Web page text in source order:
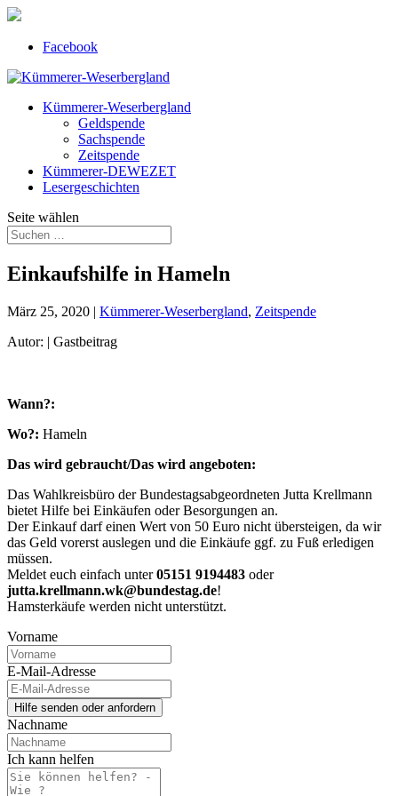
Facebook
Kümmerer-Weserbergland
Geldspende
Sachspende
Zeitspende
Kümmerer-DEWEZET
Lesergeschichten
Seite wählen
Einkaufshilfe in Hameln
März 25, 2020 | Kümmerer-Weserbergland, Zeitspende
Autor: | Gastbeitrag
Wann?:
Wo?: Hameln
Das wird gebraucht/Das wird angeboten:
Das Wahlkreisbüro der Bundestagsabgeordneten Jutta Krellmann
bietet Hilfe bei Einkäufen oder Besorgungen an.
Der Einkauf darf einen Wert von 50 Euro nicht übersteigen, da wir
das Geld vorerst auslegen und die Einkäufe ggf. zu Fuß erledigen
müssen.
Meldet euch einfach unter05151 9194483 oder
jutta.krellmann.wk@bundestag.de!
Hamsterkäufe werden nicht unterstützt.
Vorname
E-Mail-Adresse
Nachname
Ich kann helfen